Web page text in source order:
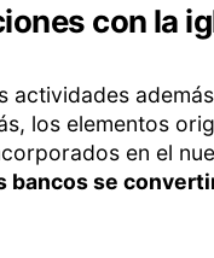
con la
actividades
los elementos
en el
bancos se